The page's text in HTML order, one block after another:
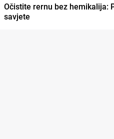
Očistite rernu bez hemikalija:
savjete